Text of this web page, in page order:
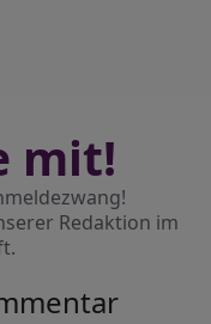
mit!
Redaktion im